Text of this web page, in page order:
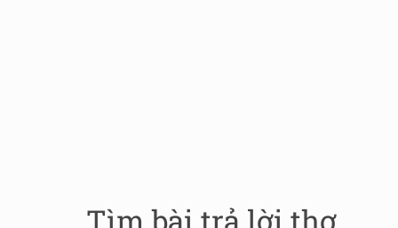
Tìm bài trả lời thơ